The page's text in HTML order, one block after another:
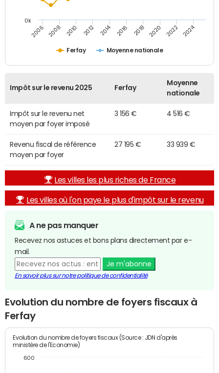
Ferfay Moyenne nationale
2006 2008 2010 2012 2014 2016 2018 2020 2022 2024
0k
Impôt sur le revenu 2025 Ferfay
Moyenne
nationale
Impôt sur le revenu net
moyen par foyer imposé
3 156 € 4 516 €
Revenu fiscal de référence
moyen par foyer
27 195 € 33 939 €
Les villes les plus riches de France
Les villes où l'on paye le plus d'impôt sur le revenu
A ne pas manquer
Recevez nos astuces et bons plans directement par e-
mail.
Je m'abonne
En savoir plus sur notre politique de confidentialité
Evolution du nombre de foyers fiscaux à
Ferfay
Evolution du nombre de foyers fiscaux (Source : JDN d'après
ministère de l'Economie)
600